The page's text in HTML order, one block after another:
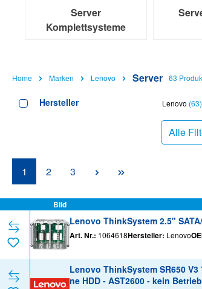
Server
Komplettsysteme
Home Marken Lenovo Server 63
Hersteller Lenovo (63)
Seite
1 Seite
2 Seite
3
Bild
Lenovo ThinkSystem 2.5"
Art. Nr.: 1064618Hersteller: Lenovo
Lenovo ThinkSystem SR650 V3
ne HDD - AST2600 - kein